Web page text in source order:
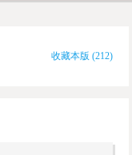
收藏本版 (212)